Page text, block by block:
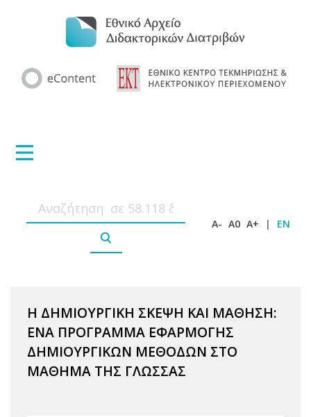
A- A0 A+ | EN
Η ΔΗΜΙΟΥΡΓΙΚΗ ΣΚΕΨΗ ΚΑΙ ΜΑΘΗΣΗ:
ΕΝΑ ΠΡΟΓΡΑΜΜΑ ΕΦΑΡΜΟΓΗΣ
ΔΗΜΙΟΥΡΓΙΚΩΝ ΜΕΘΟΔΩΝ ΣΤΟ
ΜΑΘΗΜΑ ΤΗΣ ΓΛΩΣΣΑΣ